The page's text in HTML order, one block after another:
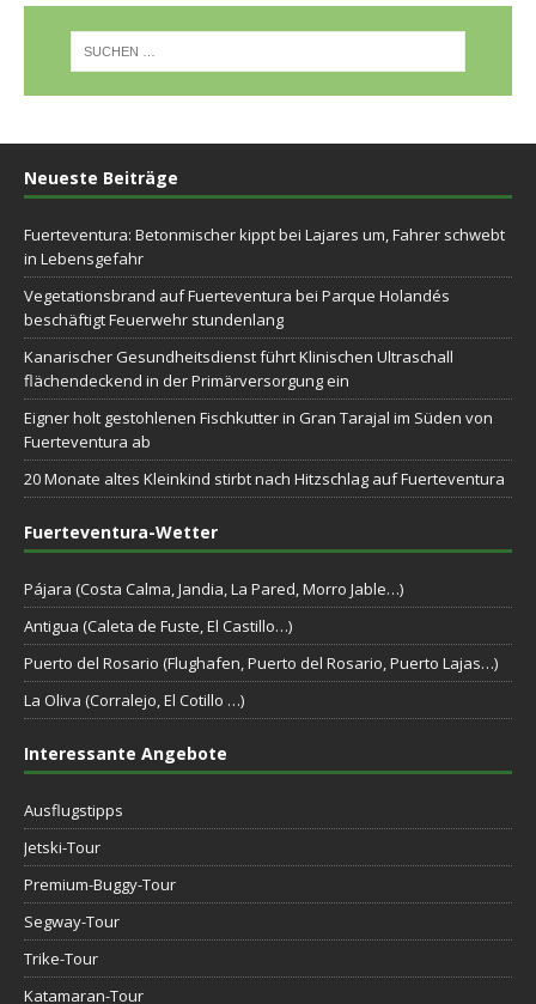
Neueste Beiträge
Fuerteventura: Betonmischer kippt bei Lajares um, Fahrer schwebt
in Lebensgefahr
Vegetationsbrand auf Fuerteventura bei Parque Holandés
beschäftigt Feuerwehr stundenlang
Kanarischer Gesundheitsdienst führt Klinischen Ultraschall
flächendeckend in der Primärversorgung ein
Eigner holt gestohlenen Fischkutter in Gran Tarajal im Süden von
Fuerteventura ab
20 Monate altes Kleinkind stirbt nach Hitzschlag auf Fuerteventura
Fuerteventura-Wetter
Pájara (Costa Calma, Jandia, La Pared, Morro Jable…)
Antigua (Caleta de Fuste, El Castillo…)
Puerto del Rosario (Flughafen, Puerto del Rosario, Puerto Lajas…)
La Oliva (Corralejo, El Cotillo …)
Interessante Angebote
Ausflugstipps
Jetski-Tour
Premium-Buggy-Tour
Segway-Tour
Trike-Tour
Katamaran-Tour